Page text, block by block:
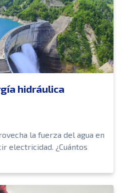
hidráulica
la fuerza del agua en
electricidad. ¿Cuántos